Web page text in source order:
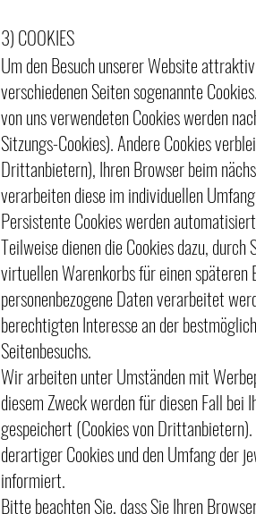
3) COOKIES
Um den Besuch unserer Website
verschiedenen Seiten sogenannte
von uns verwendeten Cookies werden
Sitzungs-Cookies). Andere Cookies
Drittanbietern), Ihren Browser beim
verarbeiten diese im individuellen
Persistente Cookies werden
Teilweise dienen die Cookies dazu,
virtuellen Warenkorbs für einen späteren
personenbezogene Daten verarbeitet
berechtigten Interesse an der
Seitenbesuchs.
Wir arbeiten unter Umständen mit
diesem Zweck werden für diesen Fall
gespeichert (Cookies von
derartiger Cookies und den Umfang der
informiert.
Bitte beachten Sie, dass Sie Ihren